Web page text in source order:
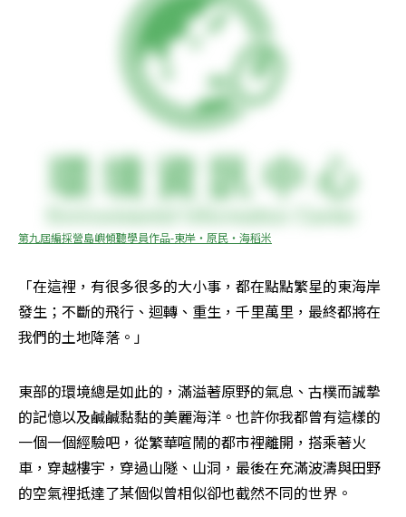
第九屆編採營島嶼傾聽學員作品-東岸‧原民‧海稻米
「在這裡，有很多很多的大小事，都在點點繁星的東海岸
發生；不斷的飛行、迴轉、重生，千里萬里，最終都將在
我們的土地降落。」
東部的環境總是如此的，滿溢著原野的氣息、古樸而誠摯
的記憶以及鹹鹹黏黏的美麗海洋。也許你我都曾有這樣的
一個一個經驗吧，從繁華喧鬧的都市裡離開，搭乘著火
車，穿越樓宇，穿過山隧、山洞，最後在充滿波濤與田野
的空氣裡抵達了某個似曾相似卻也截然不同的世界。